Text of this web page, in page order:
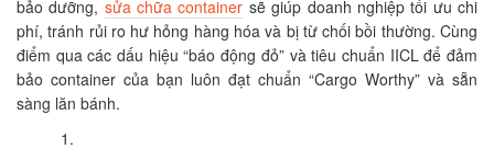
bảo dưỡng, sửa chữa container sẽ giúp doanh nghiệp tối ưu chi
phí, tránh rủi ro hư hỏng hàng hóa và bị từ chối bồi thường. Cùng
điểm qua các dấu hiệu “báo động đỏ” và tiêu chuẩn IICL để đảm
bảo container của bạn luôn đạt chuẩn “Cargo Worthy” và sẵn
sàng lăn bánh.